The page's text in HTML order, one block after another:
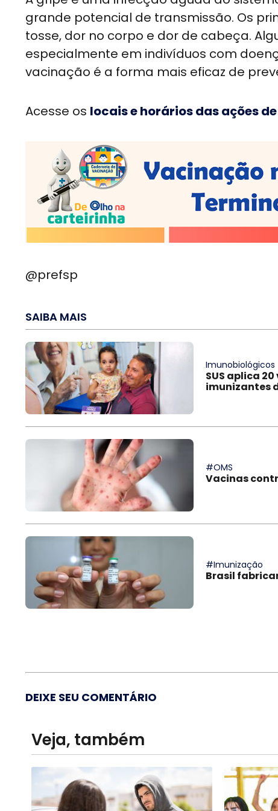
grande potencial de transmissão. Os
tosse, dor no corpo e dor de cabeça.
especialmente em indivíduos com
vacinação é a forma mais eficaz de
Acesse os locais e horários das ações
@prefsp
SAIBA MAIS
Imunobiológicos
SUS aplica
imunizantes
#OMS
Vacinas
#Imunização
Brasil
DEIXE SEU COMENTÁRIO
Veja, também